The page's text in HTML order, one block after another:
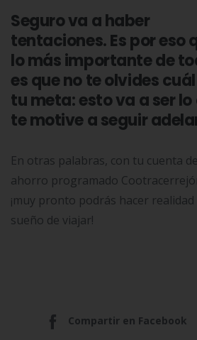
Seguro va a haber
tentaciones. Es por eso
lo más importante de
es que no te olvides
tu meta: esto va a ser lo
te motive a seguir
En otras palabras, con tu cuenta de
ahorro programado
¡muy pronto podrás hacer
sueño de viajar!
Compartir en Facebook